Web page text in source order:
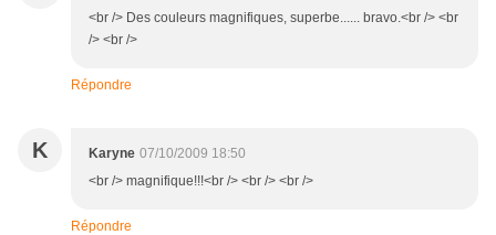
<br /> Des couleurs magnifiques, superbe...... bravo.<br /> <br
/> <br />
Répondre
K Karyne 07/10/2009 18:50
<br /> magnifique!!!<br /> <br /> <br />
Répondre